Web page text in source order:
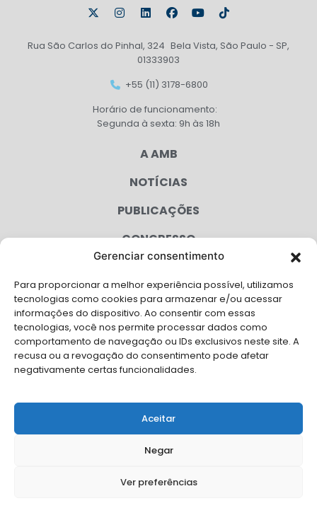
Gerenciar consentimento
Para proporcionar a melhor experiência possível, utilizamos
tecnologias como cookies para armazenar e/ou acessar
informações do dispositivo. Ao consentir com essas
tecnologias, você nos permite processar dados como
comportamento de navegação ou IDs exclusivos neste site. A
recusa ou a revogação do consentimento pode afetar
negativamente certas funcionalidades.
Aceitar
Negar
Ver preferências
Rua São Carlos do Pinhal, 324 Bela Vista, São Paulo - SP,
01333903
+55 (11) 3178-6800
Horário de funcionamento:
Segunda à sexta: 9h às 18h
A AMB
NOTÍCIAS
PUBLICAÇÕES
CONGRESSO
CAMPANHAS
SERVIÇOS
FILIADAS
FALE CONOSCO
Solicite Apoio Institucional da AMB para o seu evento